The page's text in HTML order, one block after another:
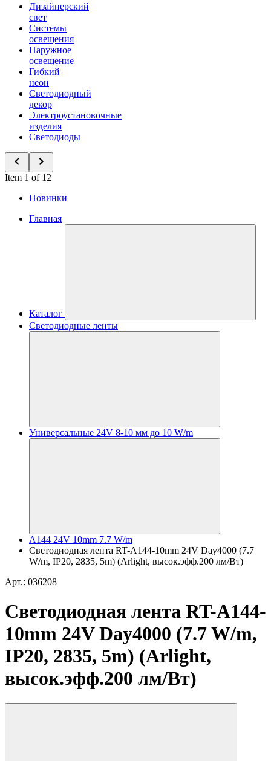
Дизайнерский
свет
Системы
освещения
Наружное
освещение
Гибкий
неон
Светодиодный
декор
Электроустановочные
изделия
Светодиоды
Item 1 of 12
Новинки
Главная
Каталог
Светодиодные ленты
Универсальные 24V 8-10 мм до 10 W/m
A144 24V 10mm 7.7 W/m
Светодиодная лента RT-A144-10mm 24V Day4000 (7.7
W/m, IP20, 2835, 5m) (Arlight, высок.эфф.200 лм/Вт)
Арт.: 036208
Светодиодная лента RT-A144-
10mm 24V Day4000 (7.7 W/m,
IP20, 2835, 5m) (Arlight,
высок.эфф.200 лм/Вт)